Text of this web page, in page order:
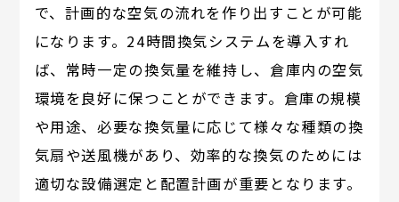
で、計画的な空気の流れを作り出すことが可能
になります。24時間換気システムを導入すれ
ば、常時一定の換気量を維持し、倉庫内の空気
環境を良好に保つことができます。倉庫の規模
や用途、必要な換気量に応じて様々な種類の換
気扇や送風機があり、効率的な換気のためには
適切な設備選定と配置計画が重要となります。